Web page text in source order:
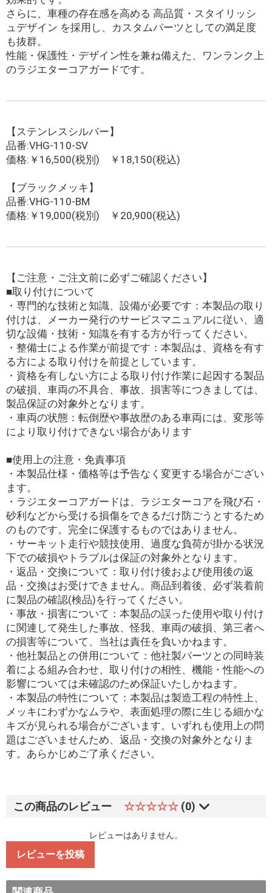
さらに、車種の存在感を高める 高品質・スタイリッシ
ュデザイン を採用し、カスタムパーツとしての満足度
も抜群。
性能・保護性・デザイン性を兼ね備えた、ワンランク上
のラジエターコアガードです。
【ステンレスシルバー】
品番:VHG-110-SV
価格:￥16,500(税別) ￥18,150(税込)
【ブラックメッキ】
品番:VHG-110-BM
価格:￥19,000(税別) ￥20,900(税込)
【ご注意・ご注文前に必ずご確認ください】
■取り付けについて
・専門的な技術と知識、設備が必要です：本製品の取り
付けは、メーカー発行のサービスマニュアルに従い、適
切な設備・技術・知識を有する方が行ってください。
・整備士による作業が前提です：本製品は、資格を有す
る方による取り付けを前提としています。
・資格を有しない方による取り付け作業に起因する製品
の破損、車両の不具合、事故、損害等につきましては、
製品保証の対象外となります。
・車両の状態：転倒歴や事故歴のある車両には、変形等
により取り付けできない場合があります
■使用上の注意・免責事項
・本製品仕様・価格等は予告なく変更する場合がござい
ます。
・ラジエターコアガードは、ラジエターコアを飛び石・
砂利などから受ける損傷をできるだけ防ごうとするため
のものです。完全に保護するものではありません。
・サーキット走行や競技使用、過度な負荷が掛かる状況
下での破損やトラブルは保証の対象外となります。
・返品・交換について：取り付け後および使用後の返
品・交換はお受けできません。商品到着後、必ず装着前
に製品の確認(検品)を行ってください。
・事故・損害について：本製品の誤った使用や取り付け
に関連して発生した事故、怪我、車両の破損、第三者へ
の損害等について、当社は責任を負いかねます。
・他社製品との併用について：他社製パーツとの同時装
着による組み合わせ、取り付けの相性、機能・性能への
影響については未確認のため保証いたしかねます。
・本製品の特性について：本製品は製造工程の特性上、
メッキにわずかなムラや、表面処理の際に生じる細かな
キズが見られる場合がございます。いずれも使用上の問
題はございませんため、返品・交換の対象外となりま
す。あらかじめご了承ください。
この商品のレビュー ☆☆☆☆☆ (0)
レビューはありません。
レビューを投稿